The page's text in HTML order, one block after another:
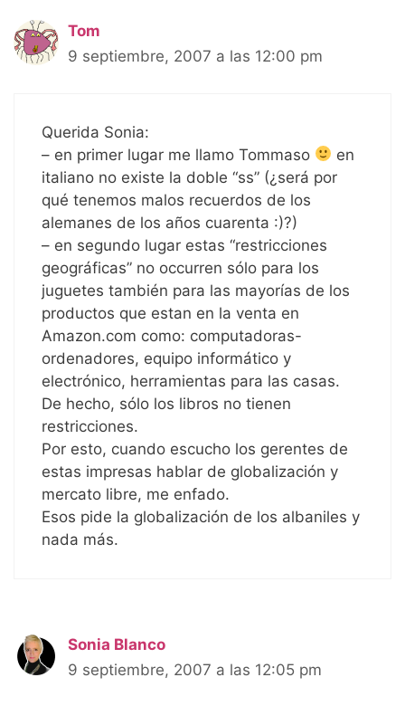
Tom
9 septiembre, 2007 a las 12:00 pm
Querida Sonia:
– en primer lugar me llamo Tommaso
en
italiano no existe la doble “ss” (¿será por
qué tenemos malos recuerdos de los
alemanes de los años cuarenta :)?)
– en segundo lugar estas “restricciones
geográficas” no occurren sólo para los
juguetes también para las mayorías de los
productos que estan en la venta en
Amazon.com como: computadoras-
ordenadores, equipo informático y
electrónico, herramientas para las casas.
De hecho, sólo los libros no tienen
restricciones.
Por esto, cuando escucho los gerentes de
estas impresas hablar de globalización y
mercato libre, me enfado.
Esos pide la globalización de los albaniles y
nada más.
Sonia Blanco
9 septiembre, 2007 a las 12:05 pm